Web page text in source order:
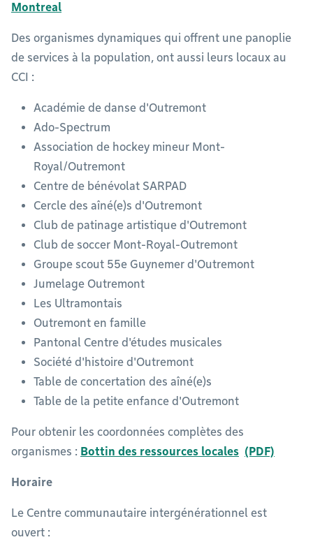
Montreal
Des organismes dynamiques qui offrent une panoplie
de services à la population, ont aussi leurs locaux au
CCI :
Académie de danse d'Outremont
Ado-Spectrum
Association de hockey mineur Mont-
Royal/Outremont
Centre de bénévolat SARPAD
Cercle des aîné(e)s d'Outremont
Club de patinage artistique d'Outremont
Club de soccer Mont-Royal-Outremont
Groupe scout 55e Guynemer d'Outremont
Jumelage Outremont
Les Ultramontais
Outremont en famille
Pantonal Centre d'études musicales
Société d'histoire d'Outremont
Table de concertation des aîné(e)s
Table de la petite enfance d'Outremont
Pour obtenir les coordonnées complètes des
organismes : Bottin des ressources locales
Horaire
Le Centre communautaire intergénérationnel est
ouvert :